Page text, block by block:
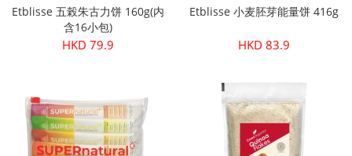
Etblisse 五榖朱古力饼 160g(内
含16小包)
HKD 79.9
Etblisse 小麦胚芽能量饼 416g
HKD 83.9